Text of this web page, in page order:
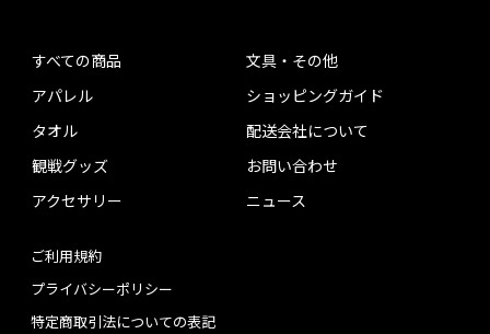
すべての商品
アパレル
タオル
観戦グッズ
アクセサリー
文具・その他
ショッピングガイド
配送会社について
お問い合わせ
ニュース
ご利用規約
プライバシーポリシー
特定商取引法についての表記